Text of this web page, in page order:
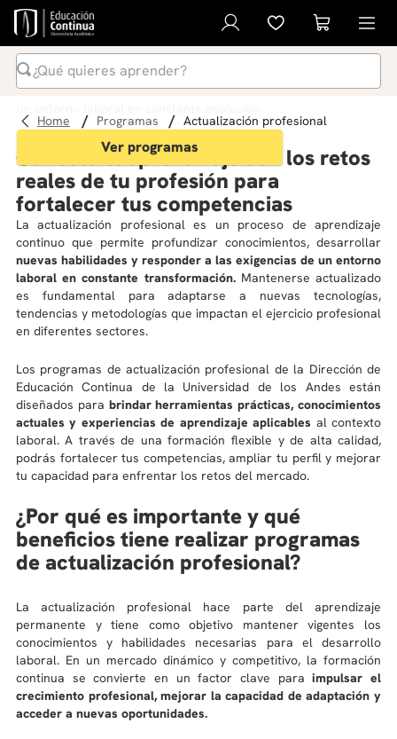
¿Qué quieres aprender?
Actualización profesional
Desarrolla habilidades clave para crecer profesionalmente en
Ver programas
programas actualización profesional
Conecta el aprendizaje con los retos
reales de tu profesión para
fortalecer tus competencias
La actualización profesional es un proceso de aprendizaje
continuo que permite profundizar conocimientos, desarrollar
nuevas habilidades y responder a las exigencias de un entorno
laboral en constante transformación.Mantenerse actualizado
es fundamental para adaptarse a nuevas tecnologías,
tendencias y metodologías que impactan el ejercicio profesional
en diferentes sectores.
Los programas de actualización profesional de la Dirección de
Educación Continua de la Universidad de los Andes están
diseñados para brindar herramientas prácticas, conocimientos
actuales y experiencias de aprendizaje aplicables al contexto
laboral. A través de una formación flexible y de alta calidad,
podrás fortalecer tus competencias, ampliar tu perfil y mejorar
tu capacidad para enfrentar los retos del mercado.
¿Por qué es importante y qué
beneficios tiene realizar programas
de actualización profesional?
La actualización profesional hace parte del aprendizaje
permanente y tiene como objetivo mantener vigentes los
conocimientos y habilidades necesarias para el desarrollo
laboral. En un mercado dinámico y competitivo, la formación
continua se convierte en un factor clave paraimpulsar el
crecimiento profesional, mejorar la capacidad de adaptación y
acceder a nuevas oportunidades.
1.
inteligencia artificial
2.
ia
3
curso
4.
diplomado
5.
global english program
6.
inglés
7.
liderazgo
9
derecho
10. diseño